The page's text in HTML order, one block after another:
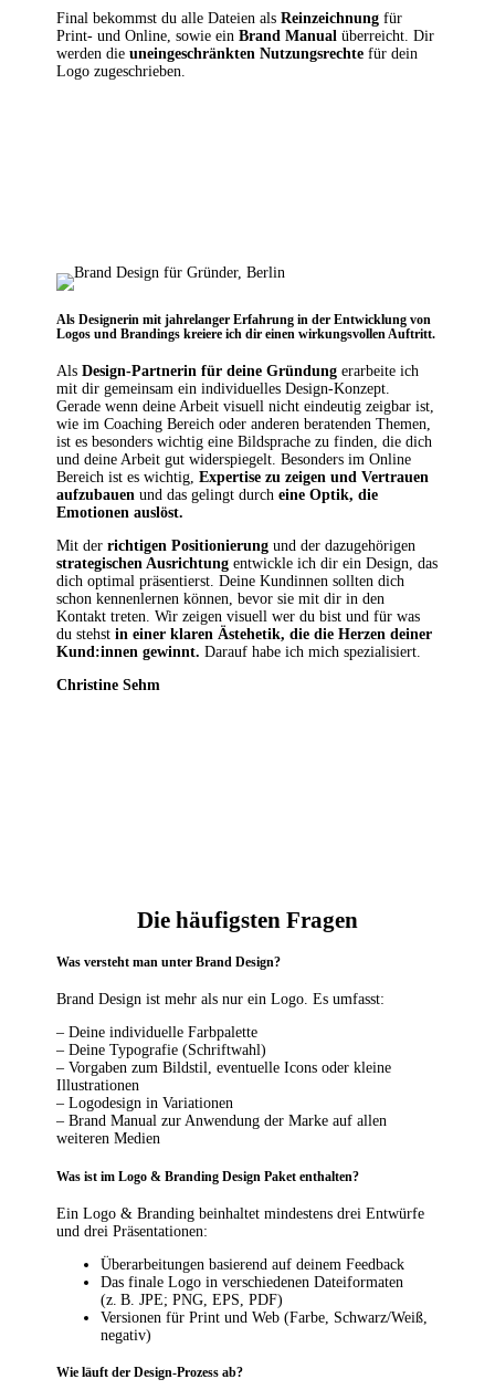
Final bekommst du alle DateienalsReinzeichnung für
Print- und Online, sowie einBrand Manual überreicht. Dir
werden dieuneingeschränkten Nutzungsrechte für dein
Logo zugeschrieben.
Als Designerin mit jahrelanger Erfahrung in der Entwicklung von
Logos und Brandings kreiere ich dir einen wirkungsvollen Auftritt.
AlsDesign-Partnerin für deine Gründung erarbeite ich
mit dir gemeinsam ein individuelles Design-Konzept.
Gerade wenn deine Arbeit visuell nicht eindeutig zeigbar ist,
wie im Coaching Bereich oder anderen beratenden Themen,
ist es besonders wichtig eine Bildsprache zu finden, die dich
und deine Arbeit gut widerspiegelt. Besonders im Online
Bereich ist es wichtig,Expertise zu zeigen und Vertrauen
aufzubauen und das gelingt durcheine Optik, die
Emotionen auslöst.
Mit derrichtigen Positionierung und der dazugehörigen
strategischen Ausrichtung entwickle ich dir ein Design, das
dich optimal präsentierst. Deine Kundinnen sollten dich
schon kennenlernen können, bevor sie mit dir in den
Kontakt treten. Wir zeigen visuell wer du bist und für was
du stehstin einer klaren Ästehetik, die die Herzen deiner
Kund:innen gewinnt.Darauf habe ich mich spezialisiert.
Christine Sehm
Die häufigsten Fragen
Was versteht man unter Brand Design?
Brand Design ist mehr als nur ein Logo. Es umfasst:
– Deine individuelle Farbpalette
– Deine Typografie (Schriftwahl)
– Vorgaben zum Bildstil, eventuelle Icons oder kleine
Illustrationen
– Logodesign in Variationen
– Brand Manual zur Anwendung der Marke auf allen
weiteren Medien
Was ist im Logo & Branding Design Paket enthalten?
Ein Logo & Branding beinhaltet mindestens drei Entwürfe
und drei Präsentationen:
Überarbeitungen basierend auf deinem Feedback
Das finale Logo in verschiedenen Dateiformaten
(z. B. JPE; PNG, EPS, PDF)
Versionen für Print und Web (Farbe, Schwarz/Weiß,
negativ)
Wie läuft der Design-Prozess ab?